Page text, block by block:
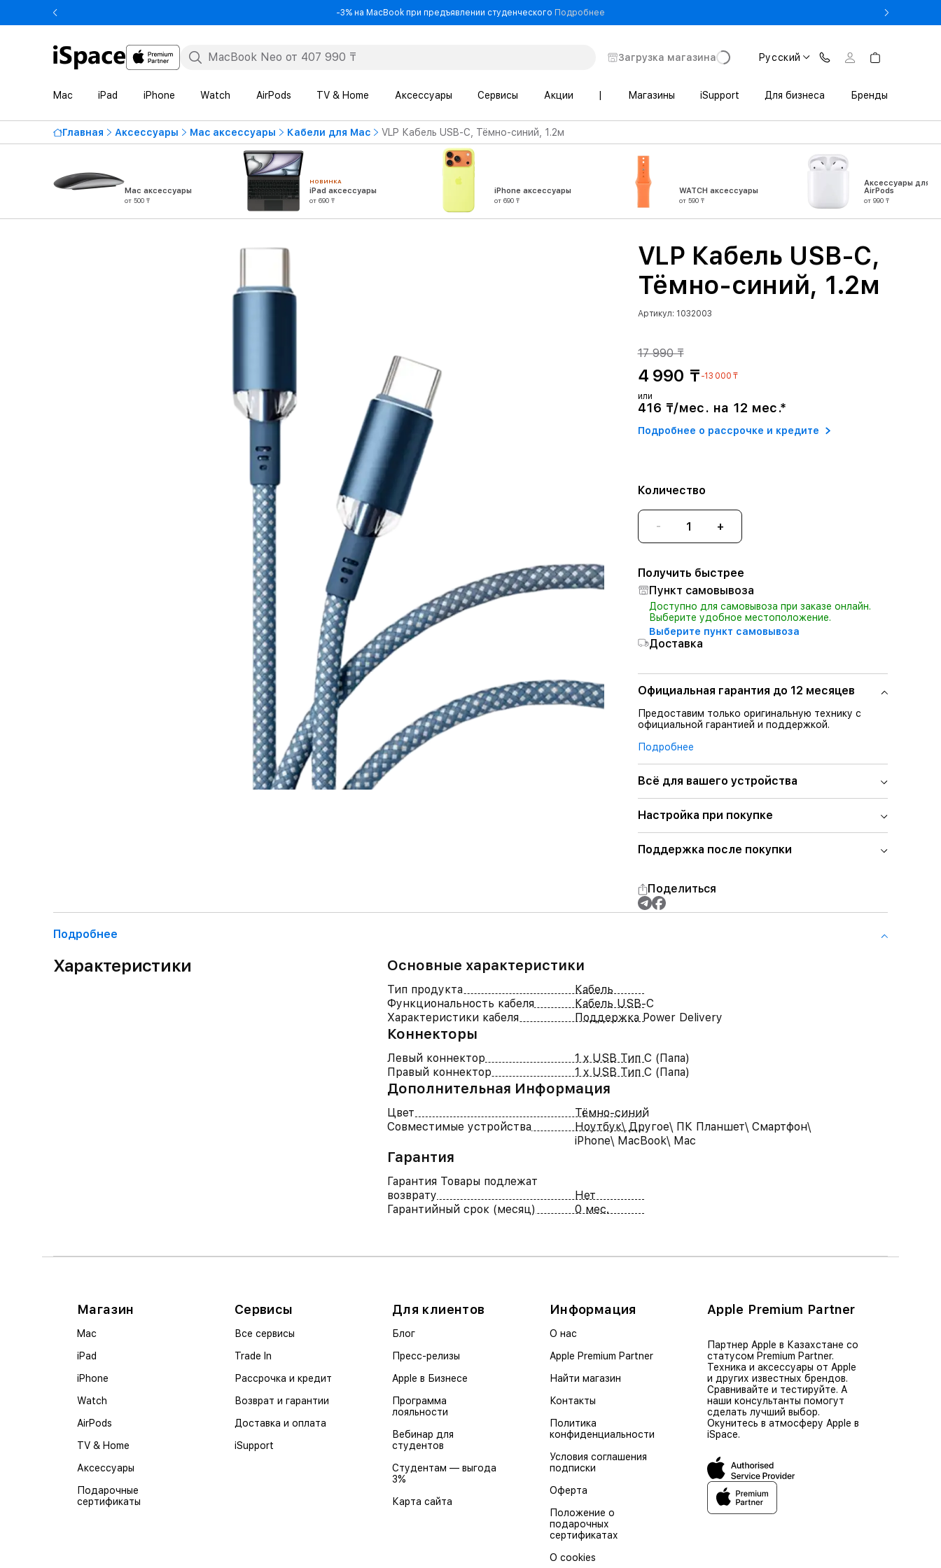
-3% на MacBook при предъявлении студенческого Подробнее
Загрузка магазина Русский
Mac iPad iPhone Watch AirPods TV & Home Аксессуары Сервисы Акции Магазины iSupport Для бизнеса Бренды
Главная Аксессуары Mac аксессуары Кабели для Mac VLP Кабель USB-C, Тёмно-синий, 1.2м
Mac аксессуары
от 500 ₸
НОВИНКА
iPad аксессуары
от 690 ₸
iPhone аксессуары
от 690 ₸
WATCH аксессуары
от 590 ₸
Аксессуары для
AirPods
от 990 ₸
VLP Кабель USB-C,
Тёмно-синий, 1.2м
Артикул: 1032003
17 990 ₸
4 990 ₸ -13 000 ₸
или
416 ₸/мес. на 12 мес.*
Подробнее о рассрочке и кредите
Количество
- +
Получить быстрее
Пункт самовывоза
Доступно для самовывоза при заказе онлайн.
Выберите удобное местоположение.
Выберите пункт самовывоза
Доставка
Официальная гарантия до 12 месяцев
Предоставим только оригинальную технику с
официальной гарантией и поддержкой.
Подробнее
Всё для вашего устройства
Настройка при покупке
Поддержка после покупки
Поделиться
Подробнее
Характеристики Основные характеристики
Тип продукта
Кабель
Функциональность кабеля
Кабель USB-C
Характеристики кабеля
Поддержка Power Delivery
Коннекторы
Левый коннектор
1 x USB Тип C (Папа)
Правый коннектор
1 x USB Тип C (Папа)
Дополнительная Информация
Цвет
Тёмно-синий
Совместимые устройства
Ноутбук\ Другое\ ПК Планшет\ Смартфон\
iPhone\ MacBook\ Mac
Гарантия
Гарантия Товары подлежат
возврату
Нет
Гарантийный срок (месяц)
0 мес.
Магазин
Mac
iPad
iPhone
Watch
AirPods
TV & Home
Аксессуары
Подарочные
сертификаты
Сервисы
Все сервисы
Trade In
Рассрочка и кредит
Возврат и гарантии
Доставка и оплата
iSupport
Для клиентов
Блог
Пресс-релизы
Apple в Бизнесе
Программа
лояльности
Вебинар для
студентов
Студентам — выгода
3%
Карта сайта
Информация
О нас
Apple Premium Partner
Найти магазин
Контакты
Политика
конфиденциальности
Условия соглашения
подписки
Оферта
Положение о
подарочных
сертификатах
О cookies
Apple Premium Partner
Партнер Apple в Казахстане со
статусом Premium Partner.
Техника и аксессуары от Apple
и других известных брендов.
Сравнивайте и тестируйте. А
наши консультанты помогут
сделать лучший выбор.
Окунитесь в атмосферу Apple в
iSpace.